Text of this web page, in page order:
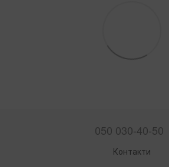
050 030-40-50
Контакти